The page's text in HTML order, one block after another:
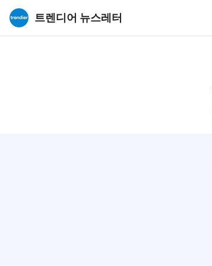
트렌디어 뉴스레터